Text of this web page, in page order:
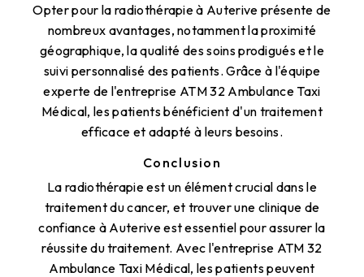
Opter pour la radiothérapie à Auterive présente de
nombreux avantages, notamment la proximité
géographique, la qualité des soins prodigués et le
suivi personnalisé des patients. Grâce à l'équipe
experte de l'entreprise ATM 32 Ambulance Taxi
Médical, les patients bénéficient d'un traitement
efficace et adapté à leurs besoins.
Conclusion
La radiothérapie est un élément crucial dans le
traitement du cancer, et trouver une clinique de
confiance à Auterive est essentiel pour assurer la
réussite du traitement. Avec l'entreprise ATM 32
Ambulance Taxi Médical, les patients peuvent